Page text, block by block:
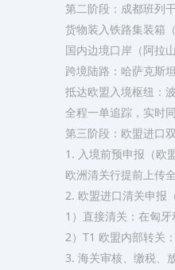
第二阶段：成都班列
货物装入铁路集装箱
国内边境口岸（阿拉
跨境陆路：哈萨克斯
抵达欧盟入境枢纽：
全程一单追踪，实时
第三阶段：欧盟进口
1. 入境前预申报（欧
欧洲清关行提前上传
2. 欧盟进口清关申报
1）直接清关：在匈
2）T1 欧盟内部转关
3. 海关审核、缴税、